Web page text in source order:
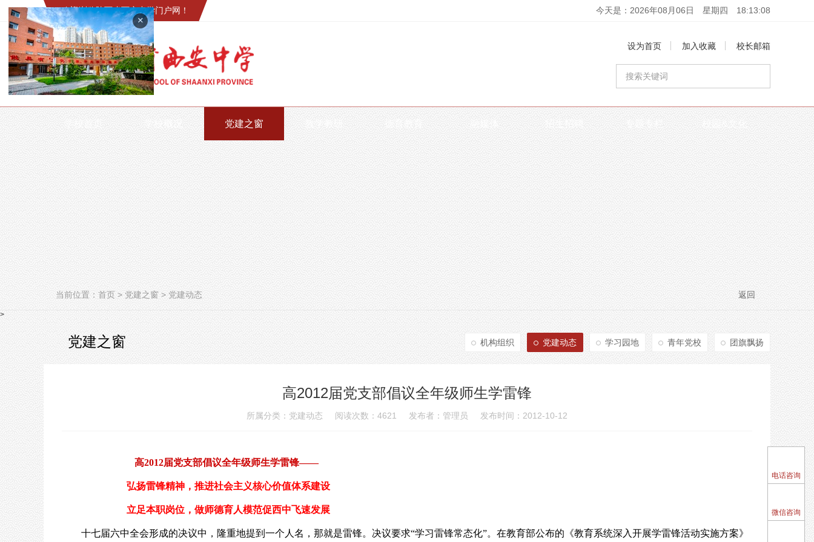
欢迎浏览陕西省西安中学门户网！ 今天是：2026年08月06日 星期四 18:13:08
设为首页 加入收藏 校长邮箱
学校首页 党建之窗 教学教研 德育教育 校园&文化
当前位置： 首页 > 党建之窗 > 党建动态 返回
>
党建之窗 机构组织 党建动态 学习园地 青年党校 团旗飘扬
高2012届党支部倡议全年级师生学雷锋
所属分类：党建动态 阅读次数：4621 发布者：管理员 发布时间：2012-10-12
高2012届党支部倡议全年级师生学雷锋——
弘扬雷锋精神，推进社会主义核心价值体系建设
立足本职岗位，做师德育人模范促西中飞速发展
十七届六中全会形成的决议中，隆重地提到一个人名，那就是雷锋。决议要求“学习雷锋常态化”。在教育部公布的《教育系统深入开展学雷锋活动实施方案》
电话咨询
微信咨询
+